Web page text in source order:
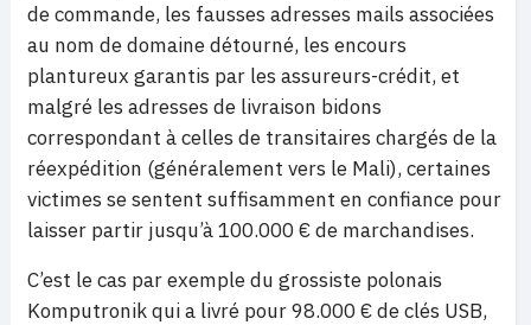
de commande, les fausses adresses mails associées
au nom de domaine détourné, les encours
plantureux garantis par les assureurs-crédit, et
malgré les adresses de livraison bidons
correspondant à celles de transitaires chargés de la
réexpédition (généralement vers le Mali), certaines
victimes se sentent suffisamment en confiance pour
laisser partir jusqu’à 100.000 € de marchandises.
C’est le cas par exemple du grossiste polonais
Komputronik qui a livré pour 98.000 € de clés USB,